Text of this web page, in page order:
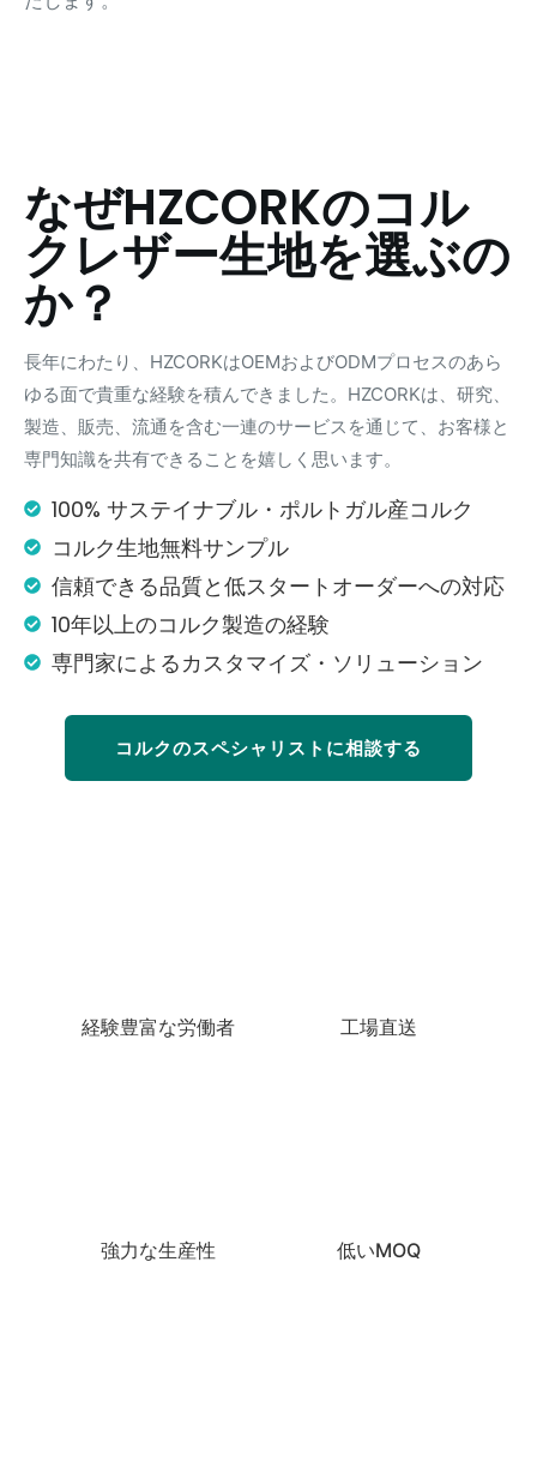
なぜHZCORKのコル
クレザー生地を選ぶの
か？
長年にわたり、HZCORKはOEMおよびODMプロセスのあら
ゆる面で貴重な経験を積んできました。HZCORKは、研究、
製造、販売、流通を含む一連のサービスを通じて、お客様と
専門知識を共有できることを嬉しく思います。
100% サステイナブル・ポルトガル産コルク
コルク生地無料サンプル
信頼できる品質と低スタートオーダーへの対応
10年以上のコルク製造の経験
専門家によるカスタマイズ・ソリューション
コルクのスペシャリストに相談する
経験豊富な労働者
強力な生産性
工場直送
低いMOQ